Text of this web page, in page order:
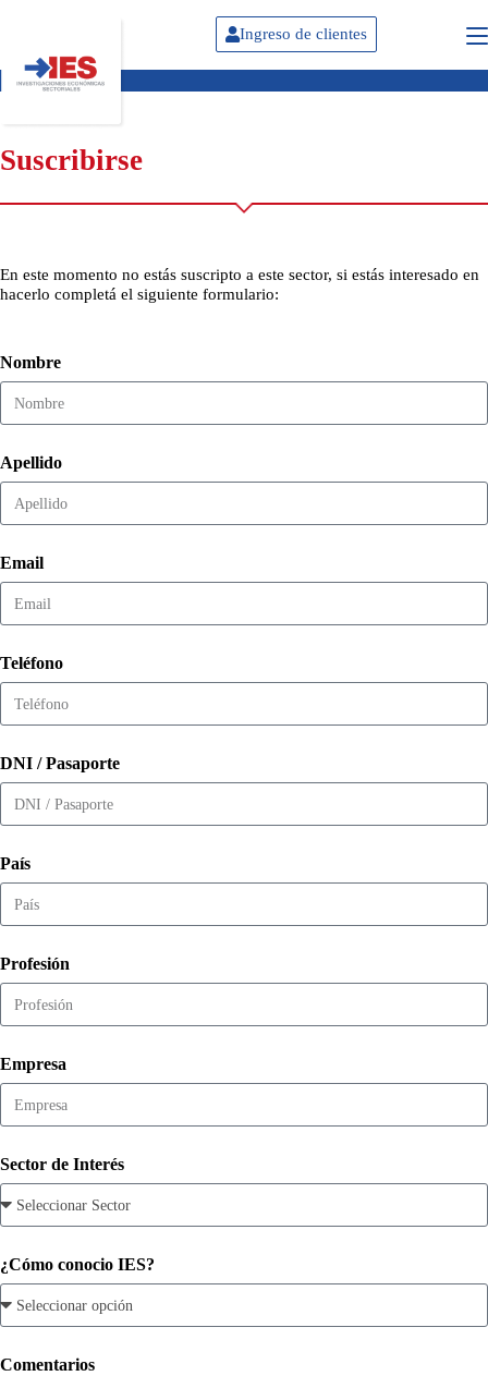
Ingreso de clientes
Suscribirse
En este momento no estás suscripto a este sector, si estás interesado en
hacerlo completá el siguiente formulario:
Nombre
Apellido
Email
Teléfono
DNI / Pasaporte
País
Profesión
Empresa
Sector de Interés
¿Cómo conocio IES?
Comentarios